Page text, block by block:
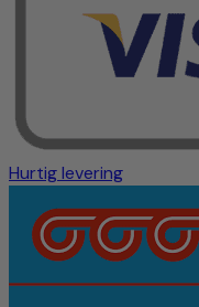
Hurtig levering